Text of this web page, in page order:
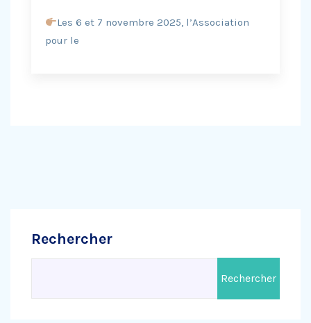
Les 6 et 7 novembre 2025, l’Association
pour le
Rechercher
Rechercher